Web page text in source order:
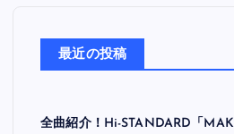
最近の投稿
全曲紹介！Hi-STANDARD「